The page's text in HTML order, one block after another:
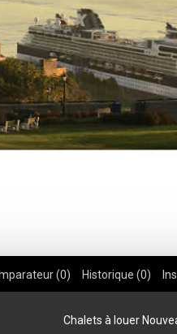
(0) Historique (0)
Chalets à louer